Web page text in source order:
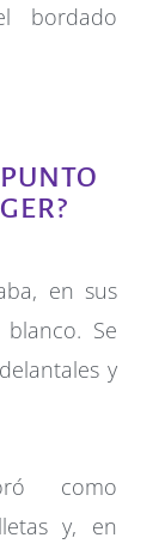
bordado
en sus
Se
y
como
y, en